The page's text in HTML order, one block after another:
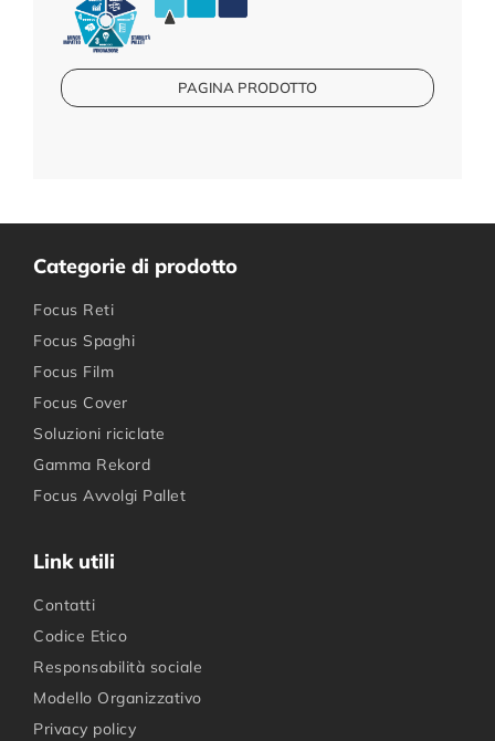
PAGINA PRODOTTO
Categorie di prodotto
Focus Reti
Focus Spaghi
Focus Film
Focus Cover
Soluzioni riciclate
Gamma Rekord
Focus Avvolgi Pallet
Link utili
Contatti
Codice Etico
Responsabilità sociale
Modello Organizzativo
Privacy policy